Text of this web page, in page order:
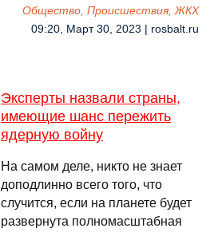
Общество, Происшествия, ЖКХ
09:20, Март 30, 2023 | rosbalt.ru
Эксперты назвали страны,
имеющие шанс пережить
ядерную войну
На самом деле, никто не знает
доподлинно всего того, что
случится, если на планете будет
развернута полномасштабная